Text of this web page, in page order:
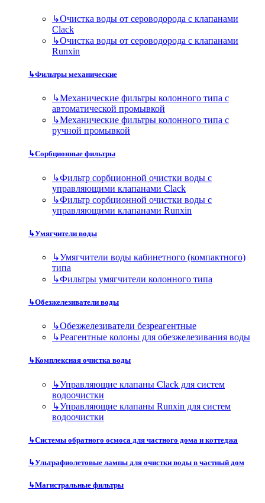
↳Очистка воды от сероводорода с клапанами
Clack
↳Очистка воды от сероводорода с клапанами
Runxin
↳Фильтры механические
↳Механические фильтры колонного типа с
автоматической промывкой
↳Механические фильтры колонного типа с
ручной промывкой
↳Сорбционные фильтры
↳Фильтр сорбционной очистки воды с
управляющими клапанами Clack
↳Фильтр сорбционной очистки воды с
управляющими клапанами Runxin
↳Умягчители воды
↳Умягчители воды кабинетного (компактного)
типа
↳Фильтры умягчители колонного типа
↳Обезжелезиватели воды
↳Обезжелезиватели безреагентные
↳Реагентные колоны для обезжелезивания воды
↳Комплексная очистка воды
↳Управляющие клапаны Clack для систем
водоочистки
↳Управляющие клапаны Runxin для систем
водоочистки
↳Системы обратного осмоса для частного дома и коттеджа
↳Ультрафиолетовые лампы для очистки воды в частный дом
↳Магистральные фильтры